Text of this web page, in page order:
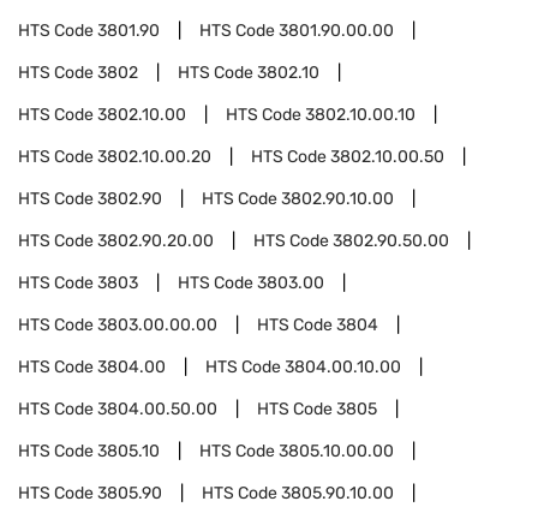
HTS Code3801.90 HTS Code3801.90.00.00
HTS Code3802 HTS Code3802.10
HTS Code3802.10.00 HTS Code3802.10.00.10
HTS Code3802.10.00.20 HTS Code3802.10.00.50
HTS Code3802.90 HTS Code3802.90.10.00
HTS Code3802.90.20.00 HTS Code3802.90.50.00
HTS Code3803 HTS Code3803.00
HTS Code3803.00.00.00 HTS Code3804
HTS Code3804.00 HTS Code3804.00.10.00
HTS Code3804.00.50.00 HTS Code3805
HTS Code3805.10 HTS Code3805.10.00.00
HTS Code3805.90 HTS Code3805.90.10.00